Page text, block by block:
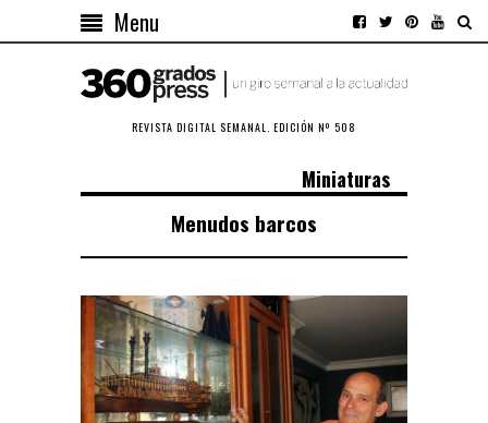
Menu
REVISTA DIGITAL SEMANAL. EDICIÓN Nº 508
Miniaturas
Menudos barcos